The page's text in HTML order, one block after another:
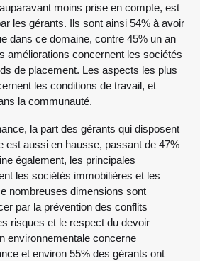
moins prise en compte, est
les gérants. Ils sont ainsi 54% à avoir
dans ce domaine, contre 45% un an
améliorations concernent les sociétés
de placement. Les aspects les plus
les conditions de travail, et
la communauté.
la part des gérants qui disposent
est aussi en hausse, passant de 47%
également, les principales
les sociétés immobilières et les
nombreuses dimensions sont
par la prévention des conflits
risques et le respect du devoir
environnementale concerne
et environ 55% des gérants ont